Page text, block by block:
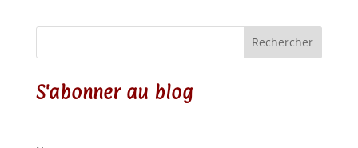
Rechercher
S'abonner au blog